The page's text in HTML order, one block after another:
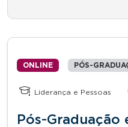
ONLINE PÓS-
Liderança e Pessoas
Pós-Graduação